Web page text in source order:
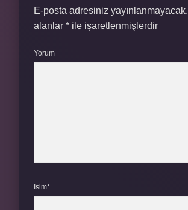
E-posta adresiniz yayınlanmayacak.
alanlar * ile işaretlenmişlerdir
Yorum
İsim*